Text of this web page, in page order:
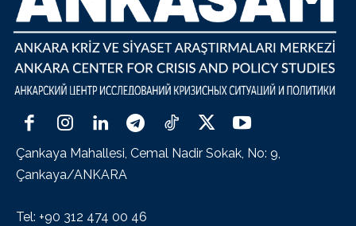
Çankaya Mahallesi, Cemal Nadir Sokak, No: 9,
Çankaya/ANKARA
Tel: +90 312 474 00 46